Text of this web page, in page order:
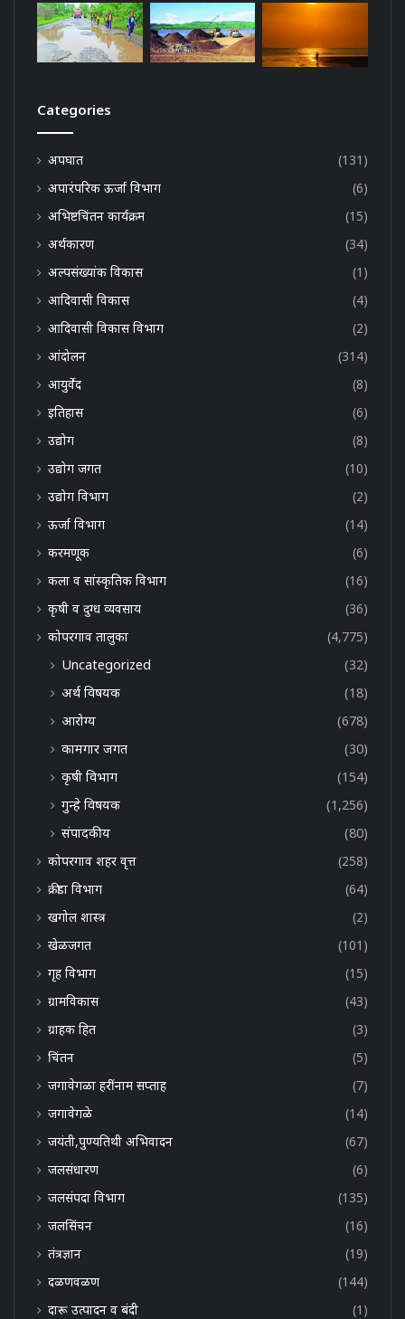
Categories
अपघात
(131)
अपारंपरिक ऊर्जा विभाग
(6)
अभिष्टचिंतन कार्यक्रम
(15)
अर्थकारण
(34)
अल्पसंख्यांक विकास
(1)
आदिवासी विकास
(4)
आदिवासी विकास विभाग
(2)
आंदोलन
(314)
आयुर्वेद
(8)
इतिहास
(6)
उद्योग
(8)
उद्योग जगत
(10)
उद्योग विभाग
(2)
ऊर्जा विभाग
(14)
करमणूक
(6)
कला व सांस्कृतिक विभाग
(16)
कृषी व दुग्ध व्यवसाय
(36)
कोपरगाव तालुका
(4,775)
Uncategorized
(32)
अर्थ विषयक
(18)
आरोग्य
(678)
कामगार जगत
(30)
कृषी विभाग
(154)
गुन्हे विषयक
(1,256)
संपादकीय
(80)
कोपरगाव शहर वृत्त
(258)
क्रीडा विभाग
(64)
खगोल शास्त्र
(2)
खेळजगत
(101)
गृह विभाग
(15)
ग्रामविकास
(43)
ग्राहक हित
(3)
चिंतन
(5)
जगावेगळा हरींनाम सप्ताह
(7)
जगावेगळे
(14)
जयंती,पुण्यतिथी अभिवादन
(67)
जलसंधारण
(6)
जलसंपदा विभाग
(135)
जलसिंचन
(16)
तंत्रज्ञान
(19)
दळणवळण
(144)
दारू उत्पादन व बंदी
(1)